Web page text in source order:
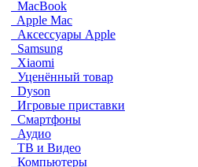
MacBook
Apple Mac
Аксессуары Apple
Samsung
Xiaomi
Уценённый товар
Dyson
Игровые приставки
Смартфоны
Аудио
ТВ и Видео
Компьютеры